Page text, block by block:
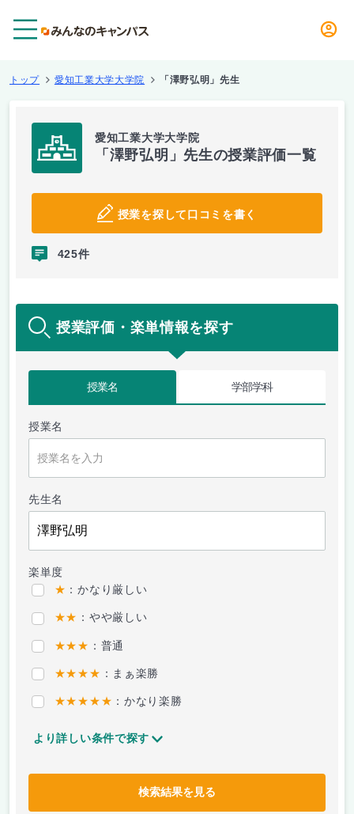
トップ 愛知工業大学大学院 「澤野弘明」先生
愛知工業大学大学院
「澤野弘明」先生の授業評価一覧
授業を探して口コミを書く
425件
授業評価・楽単情報を探す
授業名 学部学科
授業名
先生名
楽単度
★ ：かなり厳しい
★★ ：やや厳しい
★★★ ：普通
★★★★ ：まぁ楽勝
★★★★★ ：かなり楽勝
より詳しい条件で探す
検索結果を見る